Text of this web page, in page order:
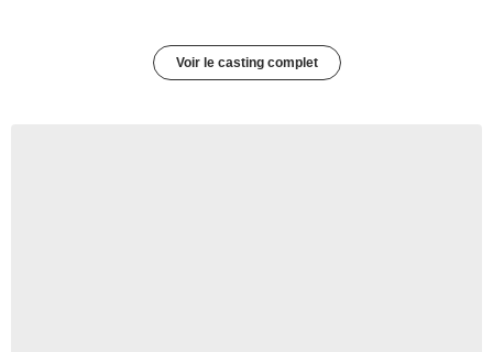
Voir le casting complet